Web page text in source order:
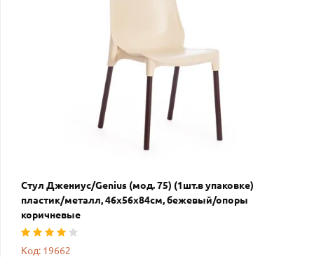
Стул Джениус/Genius (мод. 75) (1шт.в упаковке)
пластик/металл, 46x56x84cм, бежевый/опоры
коричневые
Код: 19662